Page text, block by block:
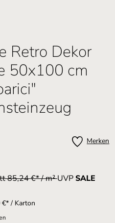
Retro Dekor
50x100 cm
Merken
85,24 €* / m²UVPSALE
€* / Karton